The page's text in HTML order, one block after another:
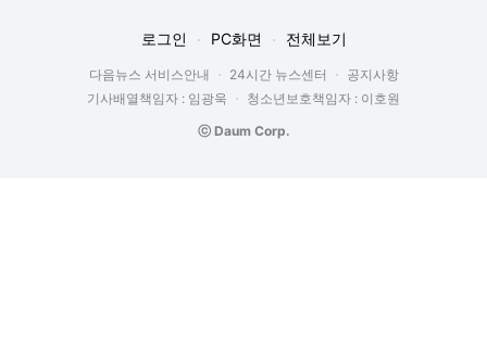
로그인 PC화면 전체보기
다음뉴스 서비스안내 24시간 뉴스센터
공지사항
기사배열책임자 : 임광욱
청소년보호책임자 : 이호원
ⓒ Daum Corp.